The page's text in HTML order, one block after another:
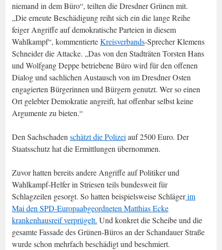
niemand in dem Büro“, teilten die Dresdner Grünen mit.
„Die erneute Beschädigung reiht sich ein die lange Reihe
feiger Angriffe auf demokratische Parteien in diesem
Wahlkampf“, kommentierteKreisverbands-Sprecher Klemens
Schneider die Attacke. „Das von den Stadträten Torsten Hans
und Wolfgang Deppe betriebene Büro wird für den offenen
Dialog und sachlichen Austausch von im Dresdner Osten
engagierten Bürgerinnen und Bürgern genutzt. Wer so einen
Ort gelebter Demokratie angreift, hat offenbar selbst keine
Argumente zu bieten.“
Den Sachschaden schätzt die Polizei auf 2500 Euro. Der
Staatsschutz hat die Ermittlungen übernommen.
Zuvor hatten bereits andere Angriffe auf Politiker und
Wahlkampf-Helfer in Striesen teils bundesweit für
Schlagzeilen gesorgt. So hatten beispielsweise Schlägerim
Mai den SPD-Europaabgeordneten Matthias Ecke
krankenhausreif verprügelt. Und konkret die Scheibe und die
gesamte Fassade des Grünen-Büros an der Schandauer Straße
wurde schon mehrfach beschädigt und beschmiert.